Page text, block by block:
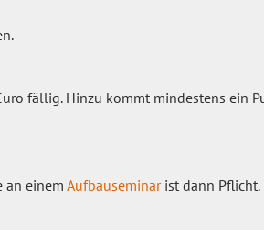
fällig. Hinzu kommt mindestens ein
an einem Aufbauseminarist dann Pflicht.